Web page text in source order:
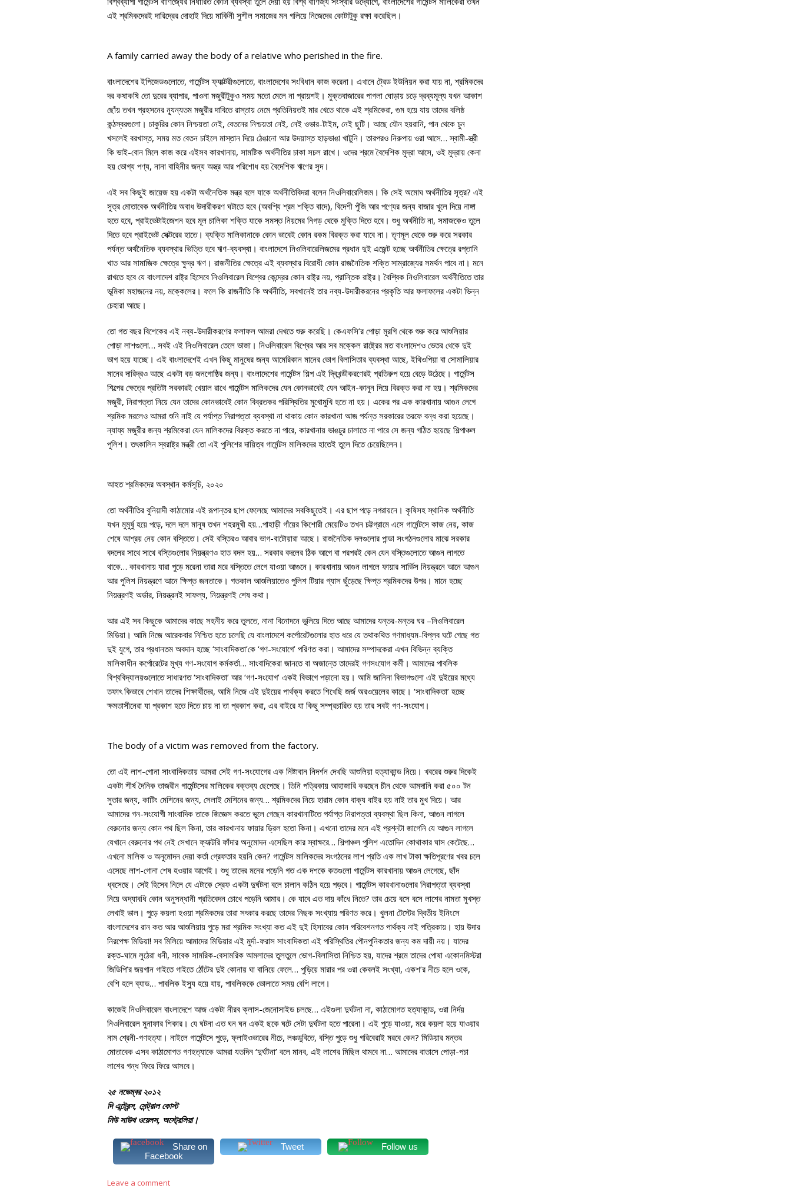
এই শ্রমিকদেরই দারিদ্রের দোহাই দিয়ে মার্কিনী সুশীল সমাজের মন গলিয়ে নিজেদের কোটাটুকু রক্ষা করেছিল।
A family carried away the body of a relative who perished in the fire.
বাংলাদেশের ইপিজেডগুলোতে, গার্মেন্টস ফ্যাক্টরীগুলোতে, বাংলাদেশের সংবিধান কাজ করেনা। এখানে ট্রেড ইউনিয়ন করা যায় না, শ্রমিকদের
দর কষাকষি তো দুরের ব্যাপার, পাওনা মজুরীটুকুও সময় মতো মেলে না প্রায়শই। মুক্তবাজারের পাগলা ঘোড়ায় চড়ে দ্রব্যমূল্য যখন আকাশ
ছোঁয় তখন প্রহসনের ন্যূন্যতম মজুরীর দাবিতে রাস্তায় নেমে প্রতিনিয়তই মার খেতে থাকে এই শ্রমিকেরা, গুম হয়ে যায় তাদের বলিষ্ঠ
কন্ঠস্বরগুলো। চাকুরির কোন নিশ্চয়তা নেই, বেতনের নিশ্চয়তা নেই, নেই ওভার-টাইম, নেই ছুটি। আছে যৌন হয়রানি, পান থেকে চুন
খসলেই বরখাস্ত, সময় মত বেতন চাইলে মাস্তান দিয়ে ঠেঙানো আর উদয়াস্ত হাড়ভাঙা খাটুনি। তারপরও নিরুপায় ওরা আসে… স্বামী-স্ত্রী
কি ভাই-বোন মিলে কাজ করে এইসব কারখানায়, সামষ্টিক অর্থনীতির চাকা সচল রাখে। ওদের শ্রমে বৈদেশিক মুদ্রা আসে, ওই মুদ্রায় কেনা
হয় ভোগ্য পণ্য, নানা বাহিনীর জন্য অস্ত্র আর পরিশোধ হয় বৈদেশিক ঋণের সুদ।
এই সব কিছুই জায়েজ হয় একটা অর্থনৈতিক মন্ত্র বলে যাকে অর্থনীতিবিদরা বলেন নিওলিবারেলিজম। কি সেই অমোঘ অর্থনীতির সূত্র? এই
সুত্র মোতাবেক অর্থনীতির অবাধ উদারীকরণ ঘটাতে হবে (অবশ্যি শ্রম শক্তি বাদে), বিদেশী পুঁজি আর পণ্যের জন্য বাজার খুলে দিয়ে নাঙ্গা
হতে হবে, প্রাইভেটাইজেশন হবে মূল চালিকা শক্তি যাকে সমস্ত নিয়মের নিগড় থেকে মুক্তি দিতে হবে। শুধু অর্থনীতি না, সমাজকেও তুলে
দিতে হবে প্রাইভেট সেক্টরের হাতে। ব্যক্তি মালিকানাকে কোন ভাবেই কোন রকম বিরক্ত করা যাবে না। তৃণমূল থেকে শুরু করে সরকার
পর্যন্ত অর্থনৈতিক ব্যবস্থার ভিত্তি হবে ঋণ-ব্যবস্থা। বাংলাদেশে নিওলিবারেলিজমের প্রধান দুই এজেন্ট হচ্ছে অর্থনীতির ক্ষেত্রে রপ্তানি
খাত আর সামাজিক ক্ষেত্রে ক্ষুদ্র ঋণ। রাজনীতির ক্ষেত্রে এই ব্যবস্থার বিরোধী কোন রাজনৈতিক শক্তি সাম্রাজ্যের সমর্থন পাবে না। মনে
রাখতে হবে যে বাংলাদেশ রাষ্ট্র হিসেবে নিওলিবারেল বিশ্বের কেন্দ্রের কোন রাষ্ট্র নয়, প্রান্তিক রাষ্ট্র। বৈশ্বিক নিওলিবারেল অর্থনীতিতে তার
ভূমিকা মহাজনের নয়, মক্কেলের। ফলে কি রাজনীতি কি অর্থনীতি, সবখানেই তার নব্য-উদারীকরনের প্রকৃতি আর ফলাফলের একটা ভিন্ন
চেহারা আছে।
তো গত বছর বিশেকের এই নব্য-উদারীকরণের ফলাফল আমরা দেখতে শুরু করেছি। কেএফসি’র পোড়া মুরগি থেকে শুরু করে আশুলিয়ার
পোড়া লাশগুলো… সবই এই নিওলিবারেল তেলে ভাজা। নিওলিবারেল বিশ্বের আর সব মক্কেল রাষ্ট্রের মত বাংলাদেশও ভেতর থেকে দুই
ভাগ হয়ে যাচ্ছে। এই বাংলাদেশেই এখন কিছু মানুষের জন্য আমেরিকান মানের ভোগ বিলাসিতার ব্যবস্থা আছে, ইথিওপিয়া বা সোমালিয়ার
মানের দারিদ্রও আছে একটা বড় জনগোষ্ঠির জন্য। বাংলাদেশের গার্মেন্টস শিল্প এই দ্বিখন্ডীকরণেরই প্রতিরুপ হয়ে বেড়ে উঠেছে। গার্মেন্টস
শিল্পের ক্ষেত্রে প্রতিটা সরকারই খেয়াল রাখে গার্মেন্টস মালিকদের যেন কোনভাবেই যেন আইন-কানুন দিয়ে বিরক্ত করা না হয়। শ্রমিকদের
মজুরী, নিরাপত্তা নিয়ে যেন তাদের কোনভাবেই কোন বিব্রতকর পরিস্থিতির মুখোমুখি হতে না হয়। একের পর এক কারখানায় আগুন লেগে
শ্রমিক মরলেও আমরা শুনি নাই যে পর্যাপ্ত নিরাপত্তা ব্যবস্থা না থাকায় কোন কারখানা আজ পর্যন্ত সরকারের তরফে বন্ধ করা হয়েছে।
ন্যায্য মজুরীর জন্য শ্রমিকেরা যেন মালিকদের বিরক্ত করতে না পারে, কারখানায় ভাঙচুর চালাতে না পারে সে জন্য গঠিত হয়েছে শিল্পাঞ্চল
পুলিশ। তৎকালিন স্বরাষ্ট্র মন্ত্রী তো এই পুলিশের দায়িত্ব গার্মেন্টস মালিকদের হাতেই তুলে দিতে চেয়েছিলেন।
আহত শ্রমিকদের অবস্থান কর্মসূচি, ২০২০
তো অর্থনীতির বুনিয়াদী কাঠামোর এই রূপান্তর ছাপ ফেলেছে আমাদের সবকিছুতেই। এর ছাপ পড়ে নগরায়নে। কৃষিসহ স্থানিক অর্থনীতি
যখন মুমুর্ষু হয়ে পড়ে, দলে দলে মানুষ তখন শহরমুখী হয়…পাহাড়ী গাঁয়ের কিশোরী মেয়েটিও তখন চট্টগ্রামে এসে গার্মেন্টসে কাজ নেয়, কাজ
শেষে আশ্রয় নেয় কোন বস্তিতে। সেই বস্তিরও আবার ভাগ-বাটোয়ারা আছে। রাজনৈতিক দলগুলোর পান্ডা সংগঠনগুলোর মাঝে সরকার
বদলের সাথে সাথে বস্তিগুলোর নিয়ন্ত্রণও হাত বদল হয়… সরকার বদলের ঠিক আগে বা পরপরই কেন যেন বস্তিগুলোতে আগুন লাগতে
থাকে… কারখানায় যারা পুড়ে মরেনা তারা মরে বস্তিতে লেগে যাওয়া আগুনে। কারখানায় আগুন লাগলে ফায়ার সার্ভিস নিয়ন্ত্রনে আনে আগুন
আর পুলিশ নিয়ন্ত্রণে আনে ক্ষিপ্ত জনতাকে। গতকাল আশুলিয়াতেও পুলিশ টিয়ার গ্যাস ছুঁড়েছে ক্ষিপ্ত শ্রমিকদের উপর। মানে হচ্ছে
নিয়ন্ত্রণই অর্ডার, নিয়ন্ত্রনই সাফল্য, নিয়ন্ত্রণই শেষ কথা।
আর এই সব কিছুকে আমাদের কাছে সহনীয় করে তুলতে, নানা বিনোদনে ভুলিয়ে দিতে আছে আমাদের যন্তর-মন্তর ঘর –নিওলিবারেল
মিডিয়া। আমি নিজে আরেকবার নিশ্চিত হতে চলেছি যে বাংলাদেশে কর্পোরেটগুলোর হাত ধরে যে তথাকথিত গণমাধ্যম-বিপ্লব ঘটে গেছে গত
দুই যুগে, তার প্রধানতম অবদান হচ্ছে ‘সাংবাদিকতা’কে ‘গণ-সংযোগে’ পরিণত করা। আমাদের সম্পাদকেরা এখন বিভিন্ন ব্যক্তি
মালিকাধীন কর্পোরেটের মুখ্য গণ-সংযোগ কর্মকর্তা… সাংবাদিকেরা জানতে বা অজান্তে তাদেরই গণসংযোগ কর্মী। আমাদের পাবলিক
বিশ্ববিদ্যালয়গুলোতে সাধারণত ‘সাংবাদিকতা’ আর ‘গণ-সংযোগ’ একই বিভাগে পড়ানো হয়। আমি জানিনা বিভাগগুলো এই দুইয়ের মধ্যে
তফাৎ কিভাবে শেখান তাদের শিক্ষার্থীদের, আমি নিজে এই দুইয়ের পার্থক্য করতে শিখেছি জর্জ অরওয়েলের কাছে। ‘সাংবাদিকতা’ হচ্ছে
ক্ষমতাসীনেরা যা প্রকাশ হতে দিতে চায় না তা প্রকাশ করা, এর বাইরে যা কিছু সম্প্রচারিত হয় তার সবই গণ-সংযোগ।
The body of a victim was removed from the factory.
তো এই লাশ-গোনা সাংবাদিকতায় আমরা সেই গণ-সংযোগের এক নিষ্টাবান নিদর্শন দেখছি আশুলিয়া হত্যাকান্ড নিয়ে। খবরের শুরুর দিকেই
একটা শীর্ষ দৈনিক তাজরীন গার্মেন্টসের মালিকের বক্তব্য ছেপেছে। তিনি পত্রিকায় আহাজারি করছেন চীন থেকে আমদানি করা ৫০০ টন
সুতার জন্য, কাটিং মেশিনের জন্য, সেলাই মেশিনের জন্য… শ্রমিকদের নিয়ে হারাম কোন বাক্য বাইর হয় নাই তার মুখ দিয়ে। আর
আমাদের গন-সংযোগী সাংবাদিক তাকে জিজ্ঞেস করতে ভুলে গেছেন কারখানাটিতে পর্যাপ্ত নিরাপত্তা ব্যবস্থা ছিল কিনা, আগুন লাগলে
বেরুনোর জন্য কোন পথ ছিল কিনা, তার কারখানায় ফায়ার ড্রিল হতো কিনা। এখনো তাদের মনে এই প্রশ্নটা জাগেনি যে আগুন লাগলে
যেখানে বেরুনোর পথ নেই সেখানে ফ্যাক্টরি ফাঁদার অনুমোদন এসেছিল কার স্বাক্ষরে… শিল্পাঞ্চল পুলিশ এতোদিন কোথাকার ঘাস কেটেছে…
এখনো মালিক ও অনুমোদন দেয়া কর্তা গ্রেফতার হয়নি কেন? গার্মেন্টস মালিকদের সংগঠনের লাশ প্রতি এক লাখ টাকা ক্ষতিপূরণের খবর চলে
এসেছে লাশ-গোনা শেষ হওয়ার আগেই। শুধু তাদের মনের পড়েনি গত এক দশকে কতগুলো গার্মেন্টস কারখানায় আগুন লেগেছে, ছাঁদ
ধ্বসেছে। সেই হিসেব নিলে যে এটাকে স্রেফ একটা দুর্ঘটনা বলে চালান কঠিন হয়ে পড়বে। গার্মেন্টস কারখানাগুলোর নিরাপত্তা ব্যবস্থা
নিয়ে অদ্যাবধি কোন অনুসন্ধানী প্রতিবেদন চোখে পড়েনি আমার। কে যাবে এত দায় কাঁধে নিতে? তার চেয়ে বসে বসে লাশের নামতা মুখস্ত
লেখাই ভাল। পুড়ে কয়লা হওয়া শ্রমিকদের তারা সৎকার করছে তাদের নিছক সংখ্যায় পরিণত করে। খুলনা টেস্টের দ্বিতীয় ইনিংসে
বাংলাদেশের রান কত আর আশুলিয়ায় পুড়ে মরা শ্রমিক সংখ্যা কত এই দুই হিসাবের কোন পরিবেশনগত পার্থক্য নাই পত্রিকায়। হায় উদার
নিরপেক্ষ মিডিয়া! সব মিলিয়ে আমাদের মিডিয়ার এই মুর্দা-ফরাস সাংবাদিকতা এই পরিস্থিতির পৌনপুনিকতার জন্য কম দায়ী নয়। যাদের
রক্ত-ঘামে লুঠেরা ধনী, সাবেক সামরিক-বেসামরিক আমলাদের তুলতুলে ভোগ-বিলাসিতা নিশ্চিত হয়, যাদের শ্রমে তাদের পোষা একোনমিস্টরা
জিডিপি’র জয়গান গাইতে গাইতে ঠোঁটের দুই কোনায় ঘা বানিয়ে ফেলে… পুড়িয়ে মারার পর ওরা কেবলই সংখ্যা, একশ’র নীচে হলে ওকে,
বেশি হলে ব্যাড… পাবলিক ইস্যু হয়ে যায়, পাবলিককে ভোলাতে সময় বেশি লাগে।
কাজেই নিওলিবারেল বাংলাদেশে আজ একটা নীরব ক্লাস-জেনোসাইড চলছে… এইগুলা দুর্ঘটনা না, কাঠামোগত হত্যাকান্ড, ওরা নির্দয়
নিওলিবারেল মুনাফার শিকার। যে ঘটনা এত ঘন ঘন একই ছকে ঘটে সেটা দুর্ঘটনা হতে পারেনা। এই পুড়ে যাওয়া, মরে কয়লা হয়ে যাওয়ার
নাম শ্রেনী-গণহত্যা। নাইলে গার্মেন্টসে পুড়ে, ফ্লাইওভারের নীচে, লঞ্চডুবিতে, বস্তি পুড়ে শুধু গরিবেরাই মরবে কেন? মিডিয়ার মন্তর
মোতাবেক এসব কাঠামোগত গণহত্যাকে আমরা যতদিন ‘দুর্ঘটনা’ বলে মানব, এই লাশের মিছিল থামবে না… আমাদের বাতাসে পোড়া-পচা
লাশের গন্ধ ফিরে ফিরে আসবে।
২৫ নভেম্বর ২০১২
দি এন্ট্রেন্স, সেন্ট্রাল কোস্ট
নিউ সাউথ ওয়েলস, অস্ট্রেলিয়া।
Share on
Facebook
Tweet Follow us
Leave a comment